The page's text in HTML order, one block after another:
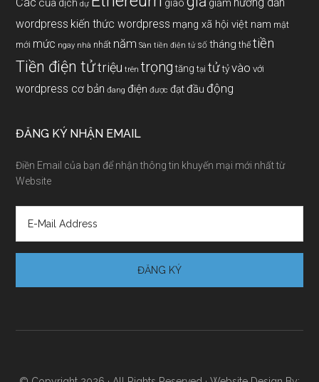
dịch dự giao
wordpress kiến thức wordpress mạng xã hội việt nam mật
mới mức ngay nhà nhất năm Sàn tiền điện tử số tháng thế tiền
Tiền điện tửtriệu trên trọng tăng tại tử tỷ vào với
wordpress cơ bản đang điện được đạtđầu động
ĐĂNG KÝ NHẬN EMAIL
Điền Email của bạn để nhận thông tin khuyến mại mới nhất từ
Website